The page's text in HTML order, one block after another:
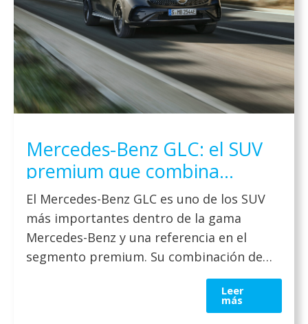
Mercedes-Benz GLC: el SUV
premium que combina
espacio, tecnología y confort
en 2026
El Mercedes-Benz GLC es uno de los SUV
más importantes dentro de la gama
Mercedes-Benz y una referencia en el
segmento premium. Su combinación de
diseño, espacio interior, tecnología y
confort lo convierten en una opción ideal
para quienes buscan un vehículo versátil
Leer
más